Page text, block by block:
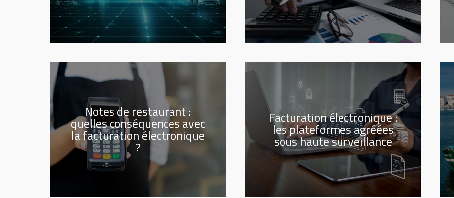
Notes de restaurant :
quelles conséquences avec
la facturation électronique
?
Facturation électronique :
les plateformes agréées
sous haute surveillance